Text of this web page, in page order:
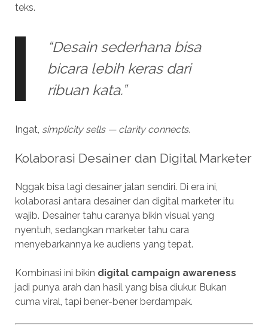
teks.
“Desain sederhana bisa
bicara lebih keras dari
ribuan kata.”
Ingat, simplicity sells — clarity connects.
Kolaborasi Desainer dan Digital Marketer
Nggak bisa lagi desainer jalan sendiri. Di era ini,
kolaborasi antara desainer dan digital marketer itu
wajib. Desainer tahu caranya bikin visual yang
nyentuh, sedangkan marketer tahu cara
menyebarkannya ke audiens yang tepat.
Kombinasi ini bikin digital campaign awareness
jadi punya arah dan hasil yang bisa diukur. Bukan
cuma viral, tapi bener-bener berdampak.